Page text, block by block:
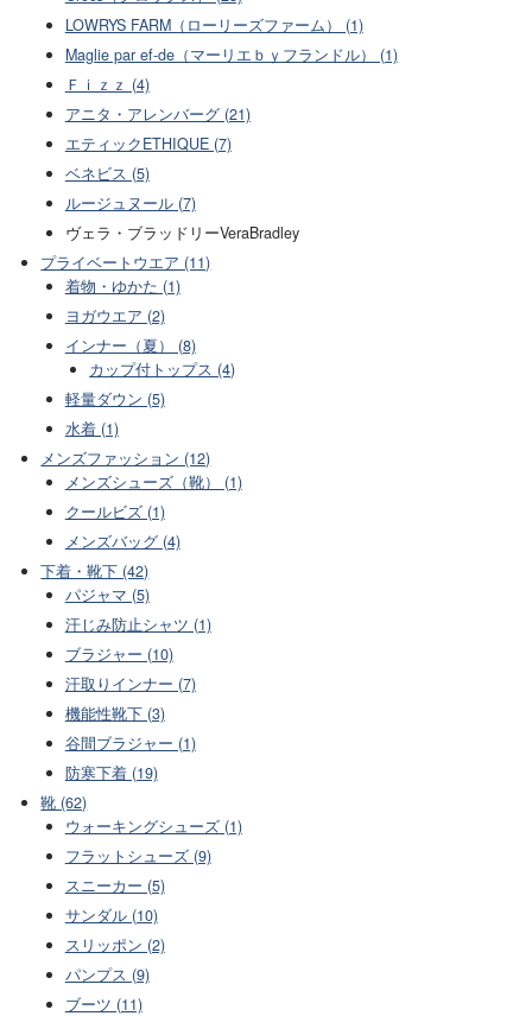
LOWRYS FARM（ローリーズファーム） (1)
Maglie par ef-de（マーリエｂｙフランドル） (1)
Ｆｉｚｚ (4)
アニタ・アレンバーグ (21)
エティックETHIQUE (7)
ベネビス (5)
ルージュヌール (7)
ヴェラ・ブラッドリーVeraBradley
プライベートウエア (11)
着物・ゆかた (1)
ヨガウエア (2)
インナー（夏） (8)
カップ付トップス (4)
軽量ダウン (5)
水着 (1)
メンズファッション (12)
メンズシューズ（靴） (1)
クールビズ (1)
メンズバッグ (4)
下着・靴下 (42)
パジャマ (5)
汗じみ防止シャツ (1)
ブラジャー (10)
汗取りインナー (7)
機能性靴下 (3)
谷間ブラジャー (1)
防寒下着 (19)
靴 (62)
ウォーキングシューズ (1)
フラットシューズ (9)
スニーカー (5)
サンダル (10)
スリッポン (2)
パンプス (9)
ブーツ (11)